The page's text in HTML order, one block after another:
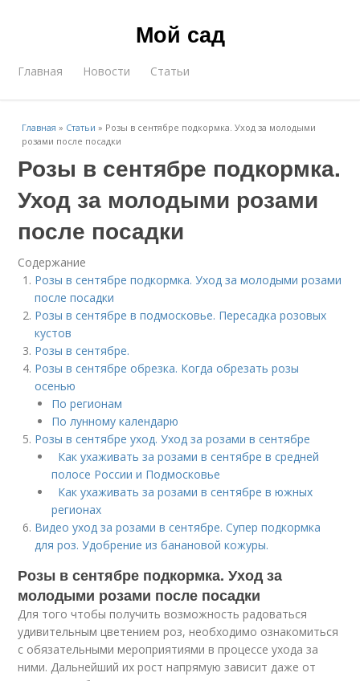
Мой сад
Главная Новости Статьи
Главная » Статьи » Розы в сентябре подкормка. Уход за молодыми
розами после посадки
Розы в сентябре подкормка.
Уход за молодыми розами
после посадки
Содержание
Розы в сентябре подкормка. Уход за молодыми розами
после посадки
Розы в сентябре в подмосковье. Пересадка розовых
кустов
Розы в сентябре.
Розы в сентябре обрезка. Когда обрезать розы
осенью
По регионам
По лунному календарю
Розы в сентябре уход. Уход за розами в сентябре
Как ухаживать за розами в сентябре в средней
полосе России и Подмосковье
Как ухаживать за розами в сентябре в южных
регионах
Видео уход за розами в сентябре. Супер подкормка
для роз. Удобрение из банановой кожуры.
Розы в сентябре подкормка. Уход за
молодыми розами после посадки
Для того чтобы получить возможность радоваться
удивительным цветением роз, необходимо ознакомиться
с обязательными мероприятиями в процессе ухода за
ними. Дальнейший их рост напрямую зависит даже от